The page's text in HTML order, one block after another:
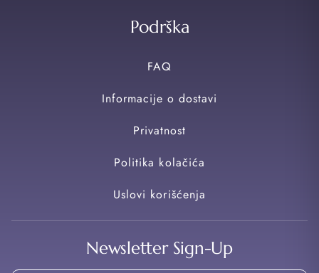
Podrška
FAQ
Informacije o dostavi
Privatnost
Politika kolačića
Uslovi korišćenja
Newsletter Sign-Up